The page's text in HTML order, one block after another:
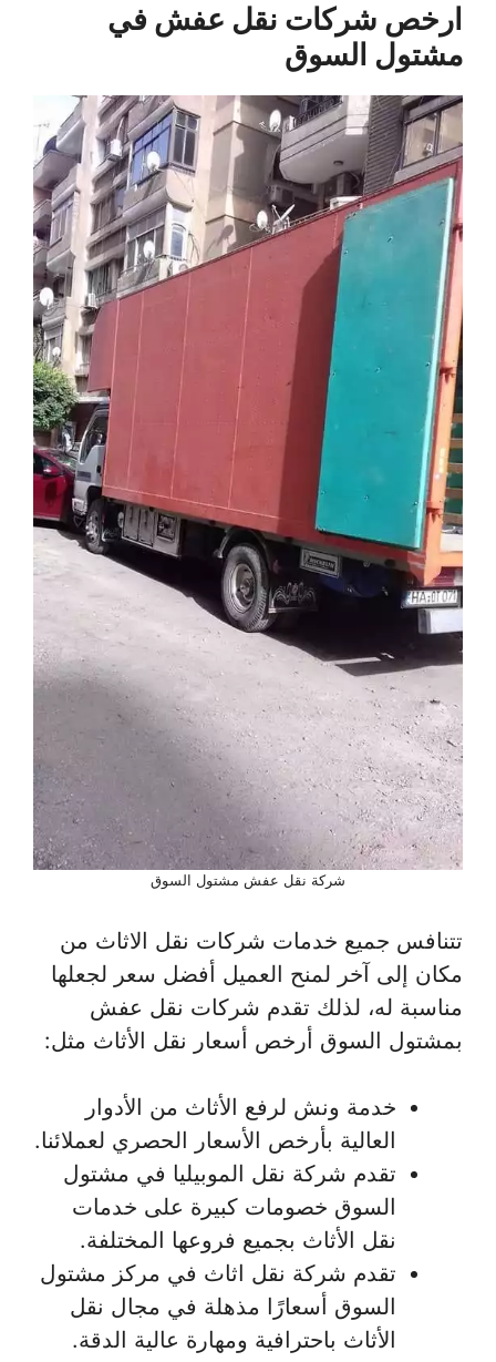
ارخص شركات نقل عفش في
مشتول السوق
شركة نقل عفش مشتول السوق
تتنافس جميع خدمات شركات نقل الاثاث من
مكان إلى آخر لمنح العميل أفضل سعر لجعلها
مناسبة له، لذلك تقدم شركات نقل عفش
بمشتول السوق أرخص أسعار نقل الأثاث مثل:
خدمة ونش لرفع الأثاث من الأدوار
العالية بأرخص الأسعار الحصري لعملائنا.
تقدم شركة نقل الموبيليا في مشتول
السوق خصومات كبيرة على خدمات
نقل الأثاث بجميع فروعها المختلفة.
تقدم شركة نقل اثاث في مركز مشتول
السوق أسعارًا مذهلة في مجال نقل
الأثاث باحترافية ومهارة عالية الدقة.